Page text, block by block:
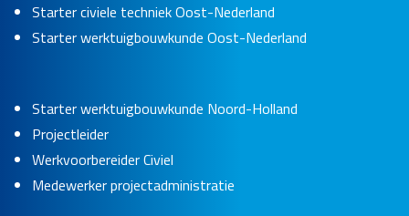
Starter civiele techniek Oost-Nederland
Starter werktuigbouwkunde Oost-Nederland
Starter werktuigbouwkunde Noord-Holland
Projectleider
Werkvoorbereider Civiel
Medewerker projectadministratie